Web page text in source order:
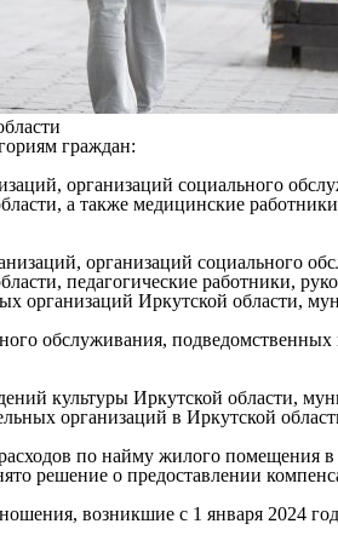
граждан:
организаций социального
а также медицинские
организаций социального
педагогические работники,
организаций Иркутской области,
обслуживания,
культуры Иркутской области,
организаций в Иркутской
по найму жилого помещения
решение о предоставлении
возникшие с 1 января 2024